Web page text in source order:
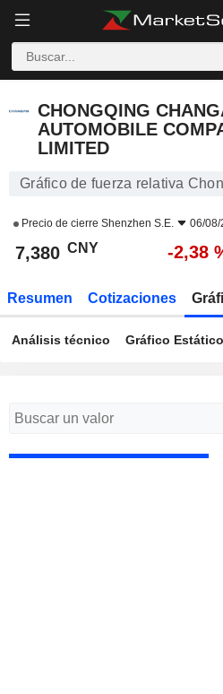
CHONGQING
AUTOMOBILE
LIMITED
Gráfico de fuerza relativa
Precio de cierre Shenzhen S.E. 06/08/
7,380 CNY -2,38
Resumen Cotizaciones
Análisis técnico Gráfico Estático